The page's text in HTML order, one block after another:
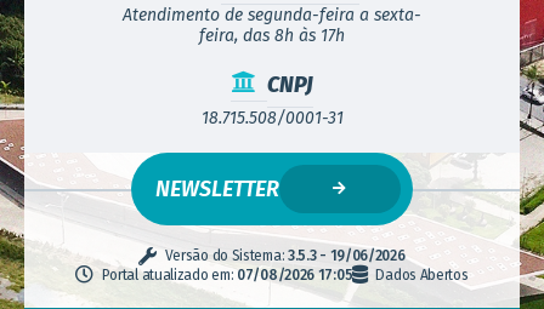
Atendimento de segunda-feira a sexta-
feira, das 8h às 17h
CNPJ
18.715.508/0001-31
Versão do Sistema: 3.5.3 - 19/06/2026
Portal atualizado em: 07/08/2026 17:05 Dados Abertos
NEWSLETTER